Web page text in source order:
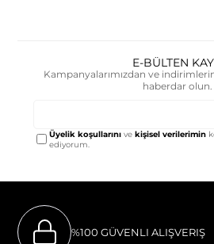
E-BÜLTEN
Kampanyalarımızdan ve
haberdar olun.
Üyelik koşullarını vekişisel verilerimin
ediyorum.
%100 GÜVENLI ALIŞVERIŞ